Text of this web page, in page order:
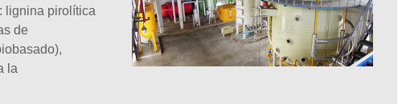
lignina pirolítica
de
la